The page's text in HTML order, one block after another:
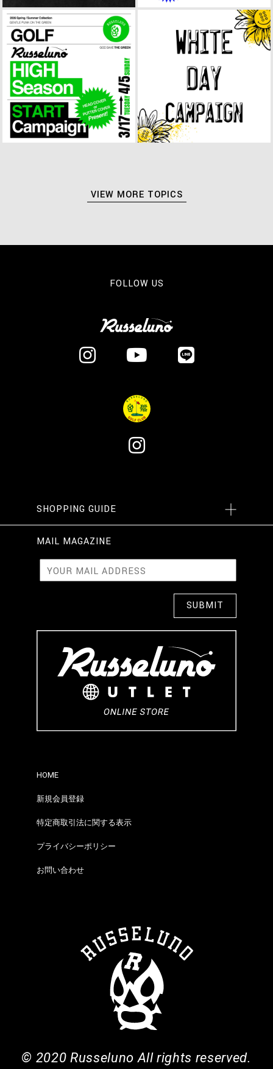
VIEW MORE TOPICS
FOLLOW US
SHOPPING GUIDE
MAIL MAGAZINE
HOME
新規会員登録
特定商取引法に関する表示
プライバシーポリシー
お問い合わせ
© 2020 Russeluno All rights reserved.